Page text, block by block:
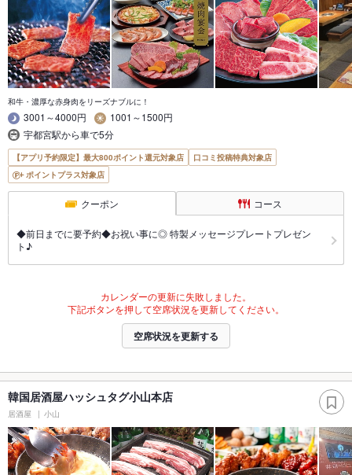
和牛・濃厚な赤身肉をリーズナブルに！
3001～4000円
1001～1500円
宇都宮駅から車で5分
【アプリ予約限定】最大800ポイント還元対象店
口コミ投稿特典対象店
ポイントプラス対象店
クーポン コース
◆前日までに要予約◆お祝い事に◎ 特製メッセージプレートプレゼン
ト♪
カレンダーの更新に失敗しました。
下記ボタンを押して空席状況を更新してください。
空席状況を更新する
韓国居酒屋ハッシュタグ小山本店
居酒屋 小山